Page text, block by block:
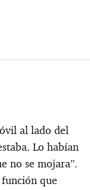
al lado del
Lo habían
no se mojara”.
que